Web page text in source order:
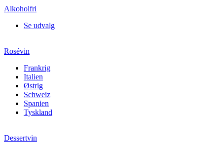
Alkoholfri
Se udvalg
Rosévin
Frankrig
Italien
Østrig
Schweiz
Spanien
Tyskland
Dessertvin